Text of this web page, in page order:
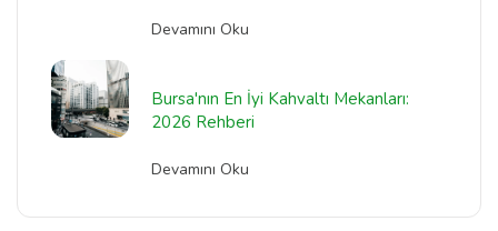
Devamını Oku
Bursa'nın En İyi Kahvaltı Mekanları:
2026 Rehberi
Devamını Oku